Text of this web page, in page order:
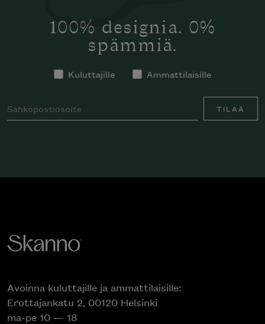
100% designia. 0%
spämmiä.
Kuluttajille Ammattilaisille
TILAA
Avoinna kuluttajille ja ammattilaisille:
Erottajankatu 2, 00120 Helsinki
ma-pe 10 — 18